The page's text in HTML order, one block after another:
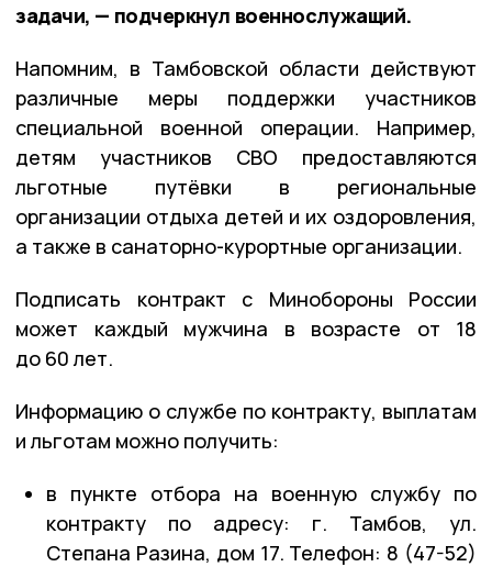
задачи, — подчеркнул военнослужащий.
Напомним, в Тамбовской области действуют
различные меры поддержки участников
специальной военной операции. Например,
детям участников СВО предоставляются
льготные путёвки в региональные
организации отдыха детей и их оздоровления,
а также в санаторно-курортные организации.
Подписать контракт с Минобороны России
может каждый мужчина в возрасте от 18
до 60 лет.
Информацию о службе по контракту, выплатам
и льготам можно получить:
в пункте отбора на военную службу по
контракту по адресу: г. Тамбов, ул.
Степана Разина, дом 17. Телефон: 8 (47-52)